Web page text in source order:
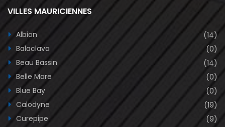
VILLES MAURICIENNES
Albion
(14)
Balaclava
(0)
Beau Bassin
(14)
Belle Mare
(0)
Blue Bay
(0)
Calodyne
(19)
Curepipe
(9)